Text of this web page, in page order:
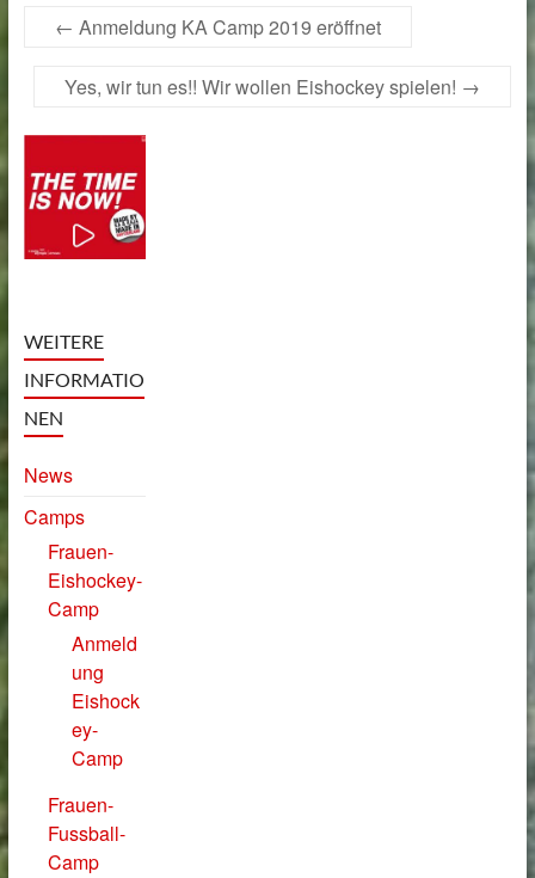
← Anmeldung KA Camp 2019 eröffnet
Yes, wir tun es!! Wir wollen Eishockey spielen! →
WEITERE
INFORMATIO
NEN
News
Camps
Frauen-
Eishockey-
Camp
Anmeld
ung
Eishock
ey-
Camp
Frauen-
Fussball-
Camp